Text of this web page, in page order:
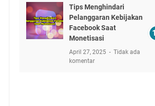
Tips Menghindari
Pelanggaran Kebijakan
Facebook Saat
Monetisasi
April 27, 2025
Tidak ada
komentar